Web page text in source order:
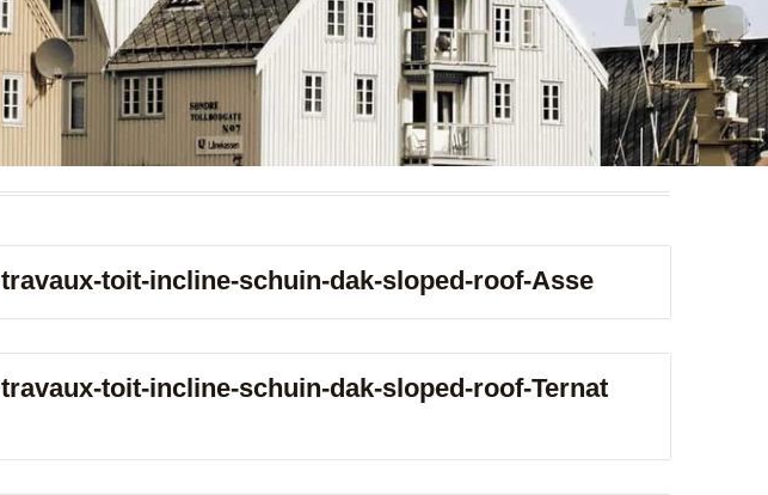
travaux-toit-incline-schuin-dak-sloped-roof-Asse
travaux-toit-incline-schuin-dak-sloped-roof-Ternat